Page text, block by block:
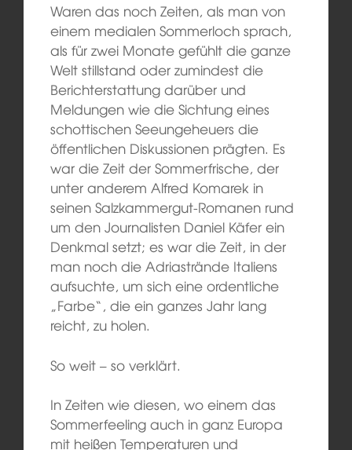
Waren das noch Zeiten, als man von
einem medialen Sommerloch sprach,
als für zwei Monate gefühlt die ganze
Welt stillstand oder zumindest die
Berichterstattung darüber und
Meldungen wie die Sichtung eines
schottischen Seeungeheuers die
öffentlichen Diskussionen prägten. Es
war die Zeit der Sommerfrische, der
unter anderem Alfred Komarek in
seinen Salzkammergut-Romanen rund
um den Journalisten Daniel Käfer ein
Denkmal setzt; es war die Zeit, in der
man noch die Adriastrände Italiens
aufsuchte, um sich eine ordentliche
„Farbe“, die ein ganzes Jahr lang
reicht, zu holen.
So weit – so verklärt.
In Zeiten wie diesen, wo einem das
Sommerfeeling auch in ganz Europa
mit heißen Temperaturen und